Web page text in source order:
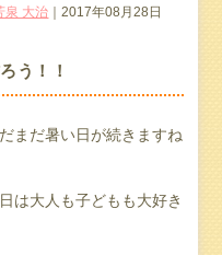
泉 大治 ｜2017年08月28日
う！！
まだ暑い日が続きますね
は大人も子どもも大好き